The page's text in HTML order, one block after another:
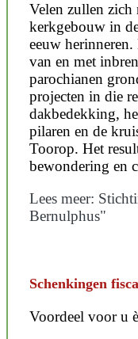
Velen zullen zich
kerkgebouw in
eeuw
van en met
parochianen
projecten in die
dakbedekking,
pilaren en de
Toorop. Het
bewondering en
Lees meer:
Bernulphus"
Schenkingen
Voordeel voor u